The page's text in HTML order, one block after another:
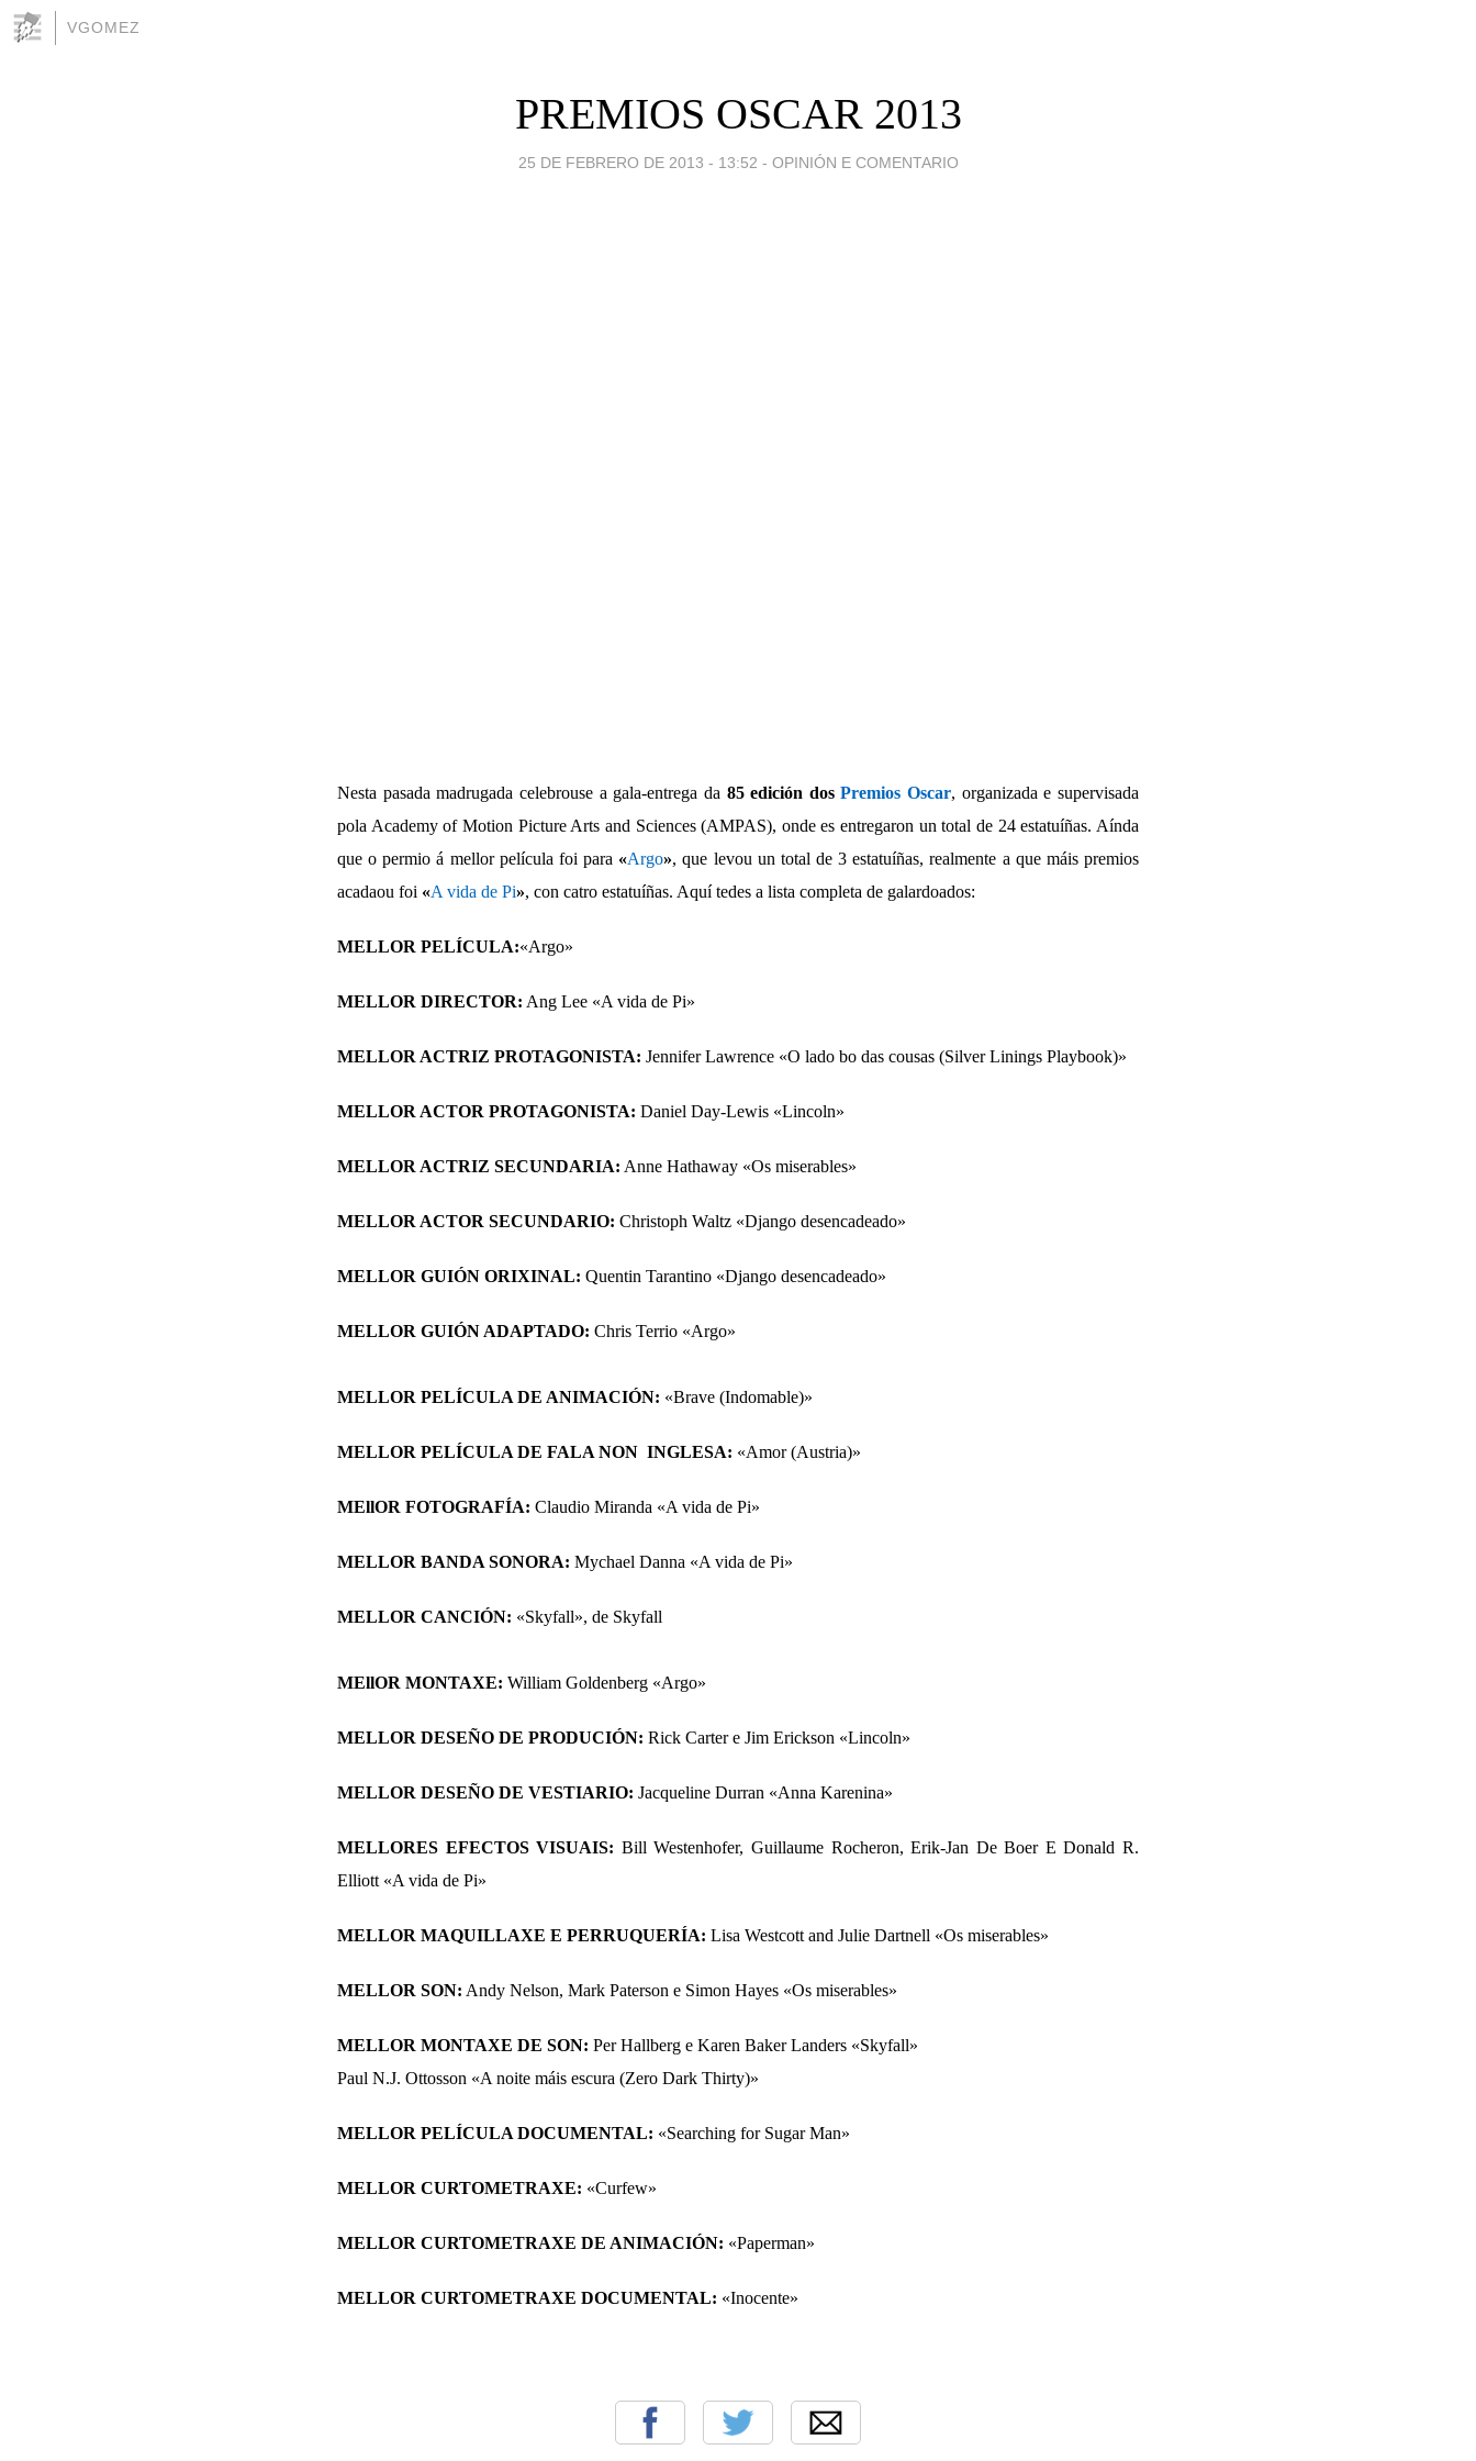
VGOMEZ
PREMIOS OSCAR 2013
25 DE FEBRERO DE 2013 - 13:52 - OPINIÓN E COMENTARIO
Nesta pasada madrugada celebrouse a gala-entrega da 85 edición dosPremios Oscar, organizada e supervisada
pola Academy of Motion Picture Arts and Sciences (AMPAS), onde es entregaron un total de 24 estatuíñas. Aínda
que o permio á mellor película foi para «Argo», que levou un total de 3 estatuíñas, realmente a que máis premios
acadaou foi «A vida de Pi», con catro estatuíñas. Aquí tedes a lista completa de galardoados:
MELLOR PELÍCULA:«Argo»
MELLOR DIRECTOR: Ang Lee «A vida de Pi»
MELLOR ACTRIZ PROTAGONISTA: Jennifer Lawrence «O lado bo das cousas (Silver Linings Playbook)»
MELLOR ACTOR PROTAGONISTA: Daniel Day-Lewis «Lincoln»
MELLOR ACTRIZ SECUNDARIA: Anne Hathaway «Os miserables»
MELLOR ACTOR SECUNDARIO: Christoph Waltz «Django desencadeado»
MELLOR GUIÓN ORIXINAL: Quentin Tarantino «Django desencadeado»
MELLOR GUIÓN ADAPTADO: Chris Terrio «Argo»
MELLOR PELÍCULA DE ANIMACIÓN: «Brave (Indomable)»
MELLOR PELÍCULA DE FALA NON INGLESA: «Amor (Austria)»
MEllOR FOTOGRAFÍA: Claudio Miranda «A vida de Pi»
MELLOR BANDA SONORA: Mychael Danna «A vida de Pi»
MELLOR CANCIÓN: «Skyfall», de Skyfall
MEllOR MONTAXE: William Goldenberg «Argo»
MELLOR DESEÑO DE PRODUCIÓN: Rick Carter e Jim Erickson «Lincoln»
MELLOR DESEÑO DE VESTIARIO: Jacqueline Durran «Anna Karenina»
MELLORES EFECTOS VISUAIS: Bill Westenhofer, Guillaume Rocheron, Erik-Jan De Boer EDonald R.
Elliott «A vida de Pi»
MELLOR MAQUILLAXE E PERRUQUERÍA: Lisa Westcott and Julie Dartnell «Os miserables»
MELLOR SON: Andy Nelson, Mark Paterson e Simon Hayes «Os miserables»
MELLOR MONTAXE DE SON: Per Hallberg e Karen Baker Landers «Skyfall»
Paul N.J. Ottosson «A noite máis escura (Zero Dark Thirty)»
MELLOR PELÍCULA DOCUMENTAL: «Searching for Sugar Man»
MELLOR CURTOMETRAXE: «Curfew»
MELLOR CURTOMETRAXE DE ANIMACIÓN: «Paperman»
MELLOR CURTOMETRAXE DOCUMENTAL: «Inocente»